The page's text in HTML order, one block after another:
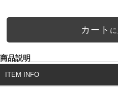
カート に
商品説明
ITEM INFO